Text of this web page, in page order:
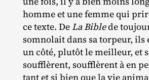
homme et une femme qui
ce texte. DeLa Biblede
somnolait dans sa torpeur, ils
un côté, plutôt le meilleur, et
soufflèrent, soufflèrent à en
tant et si bien que la vie